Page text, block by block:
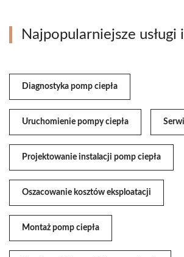
Najpopularniejsze
Diagnostyka pomp ciepła
Uruchomienie pompy ciepła
Projektowanie instalacji pomp ciepła
Oszacowanie kosztów eksploatacji
Montaż pomp ciepła